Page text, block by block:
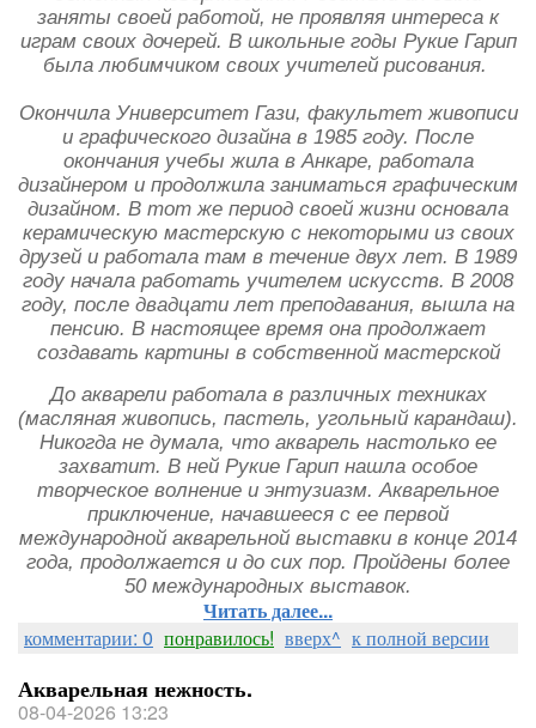
заняты своей работой, не проявляя интереса к
играм своих дочерей. В школьные годы Рукие Гарип
была любимчиком своих учителей рисования.
Окончила Университет Гази, факультет живописи
и графического дизайна в 1985 году. После
окончания учебы жила в Анкаре, работала
дизайнером и продолжила заниматься графическим
дизайном. В тот же период своей жизни основала
керамическую мастерскую с некоторыми из своих
друзей и работала там в течение двух лет. В 1989
году начала работать учителем искусств. В 2008
году, после двадцати лет преподавания, вышла на
пенсию. В настоящее время она продолжает
создавать картины в собственной мастерской
До акварели работала в различных техниках
(масляная живопись, пастель, угольный карандаш).
Никогда не думала, что акварель настолько ее
захватит. В ней Рукие Гарип нашла особое
творческое волнение и энтузиазм. Акварельное
приключение, начавшееся с ее первой
международной акварельной выставки в конце 2014
года, продолжается и до сих пор. Пройдены более
50 международных выставок.
Читать далее...
комментарии: 0 понравилось! вверх^ к полной версии
Акварельная нежность.
08-04-2026 13:23